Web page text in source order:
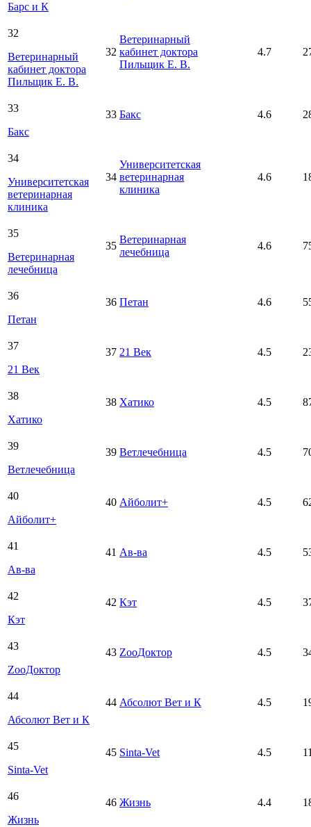
Барс и К
32
Ветеринарный
кабинет доктора
Пильщик Е. В.
32
Ветеринарный
кабинет доктора
Пильщик Е. В.
4.7
33
Бакс
33 Бакс 4.6
34
Университетская
ветеринарная
клиника
34
Университетская
ветеринарная
клиника
4.6
35
Ветеринарная
лечебница
35
Ветеринарная
лечебница
4.6
36
Петан
36 Петан 4.6
37
21 Век
37 21 Век 4.5
38
Хатико
38 Хатико 4.5
39
Ветлечебница
39 Ветлечебница 4.5
40
Айболит+
40 Айболит+ 4.5
41
Ав-ва
41 Ав-ва 4.5
42
Кэт
42 Кэт 4.5
43
ZооДоктор
43 ZооДоктор 4.5
44
Абсолют Вет и К
44 Абсолют Вет и К 4.5
45
Sinta-Vet
45 Sinta-Vet 4.5
46
Жизнь
46 Жизнь 4.4